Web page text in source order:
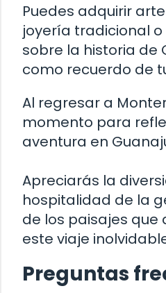
Puedes adquirir
joyería tradicional o
sobre la historia de
como recuerdo de
Al regresar a
momento para
aventura en
Apreciarás la
hospitalidad de la
de los paisajes que
este viaje
Preguntas